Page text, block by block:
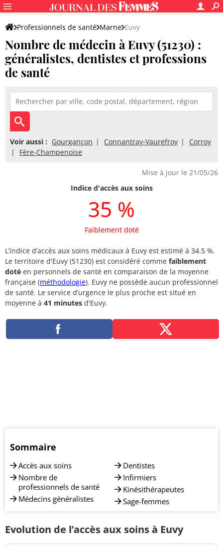
Professionnels de santé Marne Euvy
Nombre de médecin à Euvy (51230) :
généralistes, dentistes et professions
de santé
Voir aussi : Gourgançon Connantray-Vaurefroy
Corroy
Fère-Champenoise
Mise à jour le 21/05/26
Indice d'accès aux soins
35 %
Faiblement doté
L’indice d’accès aux soins médicaux à Euvy est estimé à 34.5 %.
Le territoire d'Euvy (51230) est considéré comme faiblement
doté en personnels de santé en comparaison de la moyenne
française (méthodologie). Euvy ne possède aucun professionnel
de santé. Le service d’urgence le plus proche est situé en
moyenne à 41 minutes d'Euvy.
Sommaire
Accès aux soins
Nombre de
professionnels de santé
Médecins généralistes
Dentistes
Infirmiers
Kinésithérapeutes
Sage-femmes
Evolution de l’accès aux soins à Euvy